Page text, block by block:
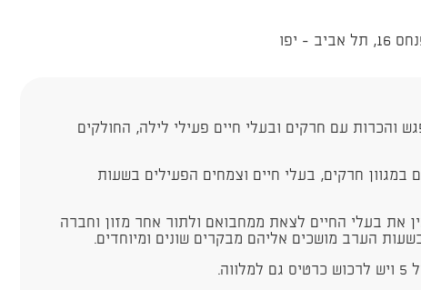
- יפו
והכרות עם חרקים ובעלי חיים פעילי לילה, החולקים
במגוון חרקים, בעלי חיים וצמחים הפעילים בשעות
את בעלי החיים לצאת ממחבואם ולתור אחר מזון וחברה
הערב מושכים אליהם מבקרים שונים ומיוחדים.